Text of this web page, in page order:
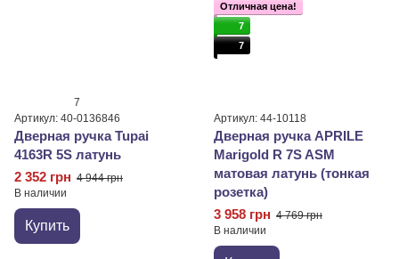
7
Артикул: 40-0136846
Дверная ручка Tupai
4163R 5S латунь
2 352 грн 4 944 грн
В наличии
Купить
Отличная цена!
7
7
Артикул: 44-10118
Дверная ручка APRILE
Marigold R 7S ASM
матовая латунь (тонкая
розетка)
3 958 грн 4 769 грн
В наличии